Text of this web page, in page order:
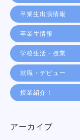
卒業生出演情報
卒業生情報
学校生活・授業
就職・デビュー
授業紹介！
アーカイブ